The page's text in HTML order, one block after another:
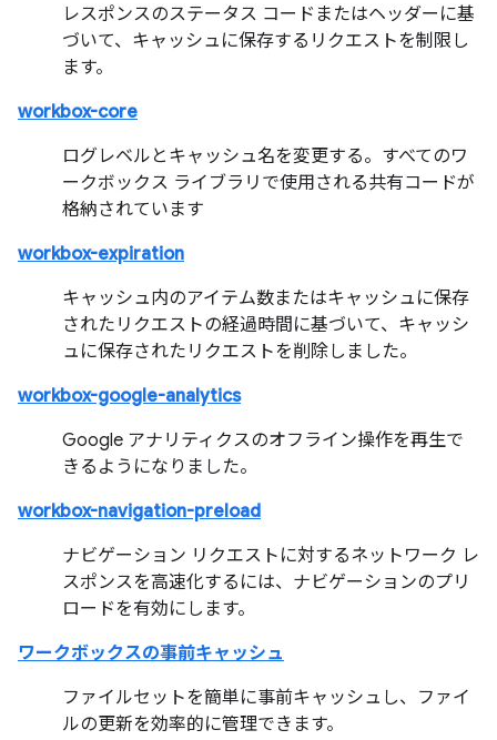
レスポンスのステータス コードまたはヘッダーに基
づいて、キャッシュに保存するリクエストを制限し
ます。
workbox-core
ログレベルとキャッシュ名を変更する。すべてのワ
ークボックス ライブラリで使用される共有コードが
格納されています
workbox-expiration
キャッシュ内のアイテム数またはキャッシュに保存
されたリクエストの経過時間に基づいて、キャッシ
ュに保存されたリクエストを削除しました。
workbox-google-analytics
Google アナリティクスのオフライン操作を再生で
きるようになりました。
workbox-navigation-preload
ナビゲーション リクエストに対するネットワーク レ
スポンスを高速化するには、ナビゲーションのプリ
ロードを有効にします。
ワークボックスの事前キャッシュ
ファイルセットを簡単に事前キャッシュし、ファイ
ルの更新を効率的に管理できます。